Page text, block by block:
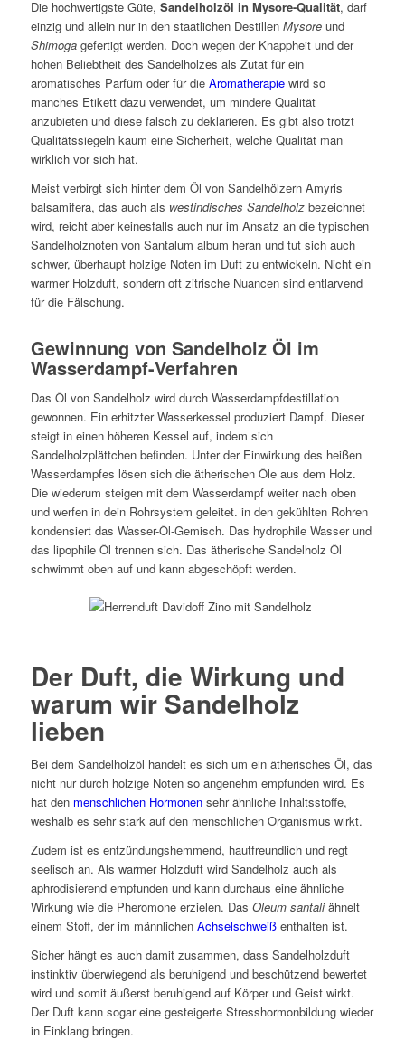
Die hochwertigste Güte, Sandelholzöl in Mysore-Qualität, darf
einzig und allein nur in den staatlichen Destillen Mysoreund
Shimogagefertigt werden. Doch wegen der Knappheit und der
hohen Beliebtheit des Sandelholzes als Zutat für ein
aromatisches Parfüm oder für die Aromatherapiewird so
manches Etikett dazu verwendet, um mindere Qualität
anzubieten und diese falsch zu deklarieren. Es gibt also trotzt
Qualitätssiegeln kaum eine Sicherheit, welche Qualität man
wirklich vor sich hat.
Meist verbirgt sich hinter dem Öl von Sandelhölzern Amyris
balsamifera, das auch als westindisches Sandelholzbezeichnet
wird, reicht aber keinesfalls auch nur im Ansatz an die typischen
Sandelholznoten von Santalum album heran und tut sich auch
schwer, überhaupt holzige Noten im Duft zu entwickeln. Nicht ein
warmer Holzduft, sondern oft zitrische Nuancen sind entlarvend
für die Fälschung.
Gewinnung von Sandelholz Öl im
Wasserdampf-Verfahren
Das Öl von Sandelholz wird durch Wasserdampfdestillation
gewonnen. Ein erhitzter Wasserkessel produziert Dampf. Dieser
steigt in einen höheren Kessel auf, indem sich
Sandelholzplättchen befinden. Unter der Einwirkung des heißen
Wasserdampfes lösen sich die ätherischen Öle aus dem Holz.
Die wiederum steigen mit dem Wasserdampf weiter nach oben
und werfen in dein Rohrsystem geleitet. in den gekühlten Rohren
kondensiert das Wasser-Öl-Gemisch. Das hydrophile Wasser und
das lipophile Öl trennen sich. Das ätherische Sandelholz Öl
schwimmt oben auf und kann abgeschöpft werden.
Der Duft, die Wirkung und
warum wir Sandelholz
lieben
Bei dem Sandelholzöl handelt es sich um ein ätherisches Öl, das
nicht nur durch holzige Noten so angenehm empfunden wird. Es
hat den menschlichen Hormonensehr ähnliche Inhaltsstoffe,
weshalb es sehr stark auf den menschlichen Organismus wirkt.
Zudem ist es entzündungshemmend, hautfreundlich und regt
seelisch an. Als warmer Holzduft wird Sandelholz auch als
aphrodisierend empfunden und kann durchaus eine ähnliche
Wirkung wie die Pheromone erzielen. Das Oleum santaliähnelt
einem Stoff, der im männlichen Achselschweißenthalten ist.
Sicher hängt es auch damit zusammen, dass Sandelholzduft
instinktiv überwiegend als beruhigend und beschützend bewertet
wird und somit äußerst beruhigend auf Körper und Geist wirkt.
Der Duft kann sogar eine gesteigerte Stresshormonbildung wieder
in Einklang bringen.